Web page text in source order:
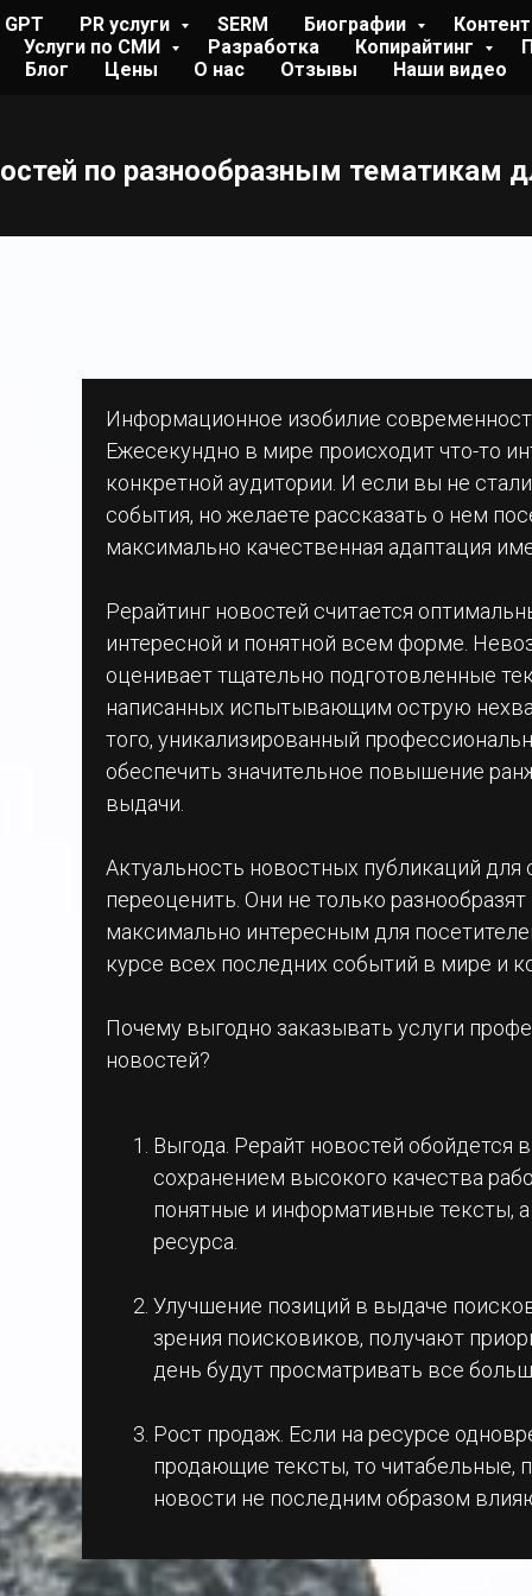
GPT PR услуги SERM Биографии
Услуги по СМИ Разработка Копирайтинг
Блог Цены О нас Отзывы Наши видео
по разнообразным тематикам
Информационное изобилие
Ежесекундно в мире происходит что-то
конкретной аудитории. И если вы не
события, но желаете рассказать о нем
максимально качественная адаптация
Рерайтинг новостей считается
интересной и понятной всем форме.
оценивает тщательно подготовленные
написанных испытывающим острую
того, уникализированный
обеспечить значительное повышение
выдачи.
Актуальность новостных публикаций
переоценить. Они не только
максимально интересным для
курсе всех последних событий в мире и
Почему выгодно заказывать услуги
новостей?
Выгода. Рерайт новостей обойдется
сохранением высокого качества
понятные и информативные тексты,
ресурса.
Улучшение позиций в выдаче
зрения поисковиков, получают
день будут просматривать все
Рост продаж. Если на ресурсе
продающие тексты, то читабельные,
новости не последним образом